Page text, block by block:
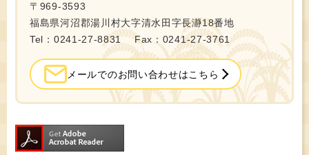
〒969-3593
福島県河沼郡湯川村大字清水田字長瀞18番地
Tel：0241-27-8831
Fax：0241-27-3761
メールでのお問い合わせはこちら